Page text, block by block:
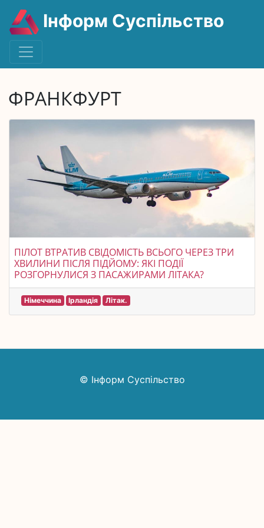
Інформ Суспільство
ФРАНКФУРТ
ПІЛОТ ВТРАТИВ СВІДОМІСТЬ ВСЬОГО ЧЕРЕЗ ТРИ
ХВИЛИНИ ПІСЛЯ ПІДЙОМУ: ЯКІ ПОДІЇ
РОЗГОРНУЛИСЯ З ПАСАЖИРАМИ ЛІТАКА?
Німеччина Ірландія Літак.
© Інформ Суспільство